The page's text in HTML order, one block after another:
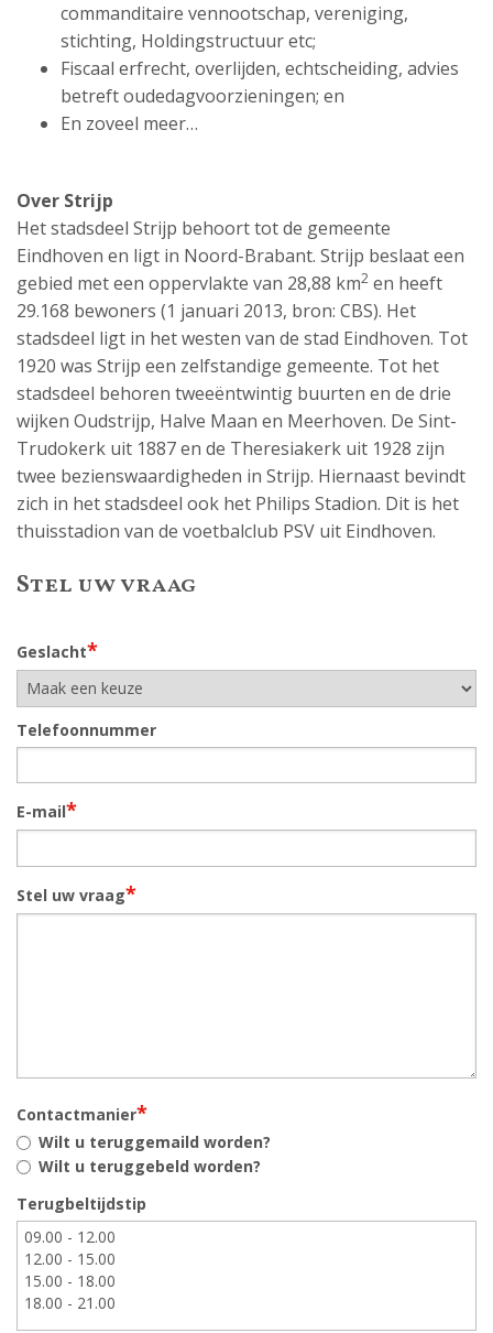
commanditaire vennootschap, vereniging,
stichting, Holdingstructuur etc;
Fiscaal erfrecht, overlijden, echtscheiding, advies
betreft oudedagvoorzieningen; en
En zoveel meer…
Over Strijp
Het stadsdeel Strijp behoort tot de gemeente
Eindhoven en ligt in Noord-Brabant. Strijp beslaat een
gebied met een oppervlakte van 28,88 km2 en heeft
29.168 bewoners (1 januari 2013, bron: CBS). Het
stadsdeel ligt in het westen van de stad Eindhoven. Tot
1920 was Strijp een zelfstandige gemeente. Tot het
stadsdeel behoren tweeëntwintig buurten en de drie
wijken Oudstrijp, Halve Maan en Meerhoven. De Sint-
Trudokerk uit 1887 en de Theresiakerk uit 1928 zijn
twee bezienswaardigheden in Strijp. Hiernaast bevindt
zich in het stadsdeel ook het Philips Stadion. Dit is het
thuisstadion van de voetbalclub PSV uit Eindhoven.
Stel uw vraag
Geslacht*
Telefoonnummer
E-mail*
Stel uw vraag*
Contactmanier*
Wilt u teruggemaild worden?
Wilt u teruggebeld worden?
Terugbeltijdstip